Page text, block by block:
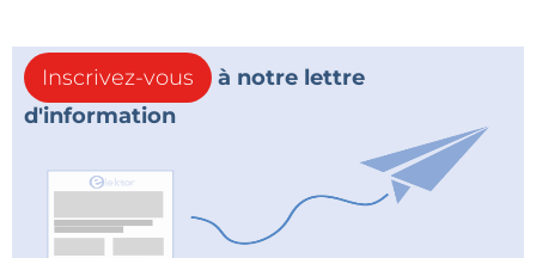
Inscrivez-vous
à notre lettre
d'information